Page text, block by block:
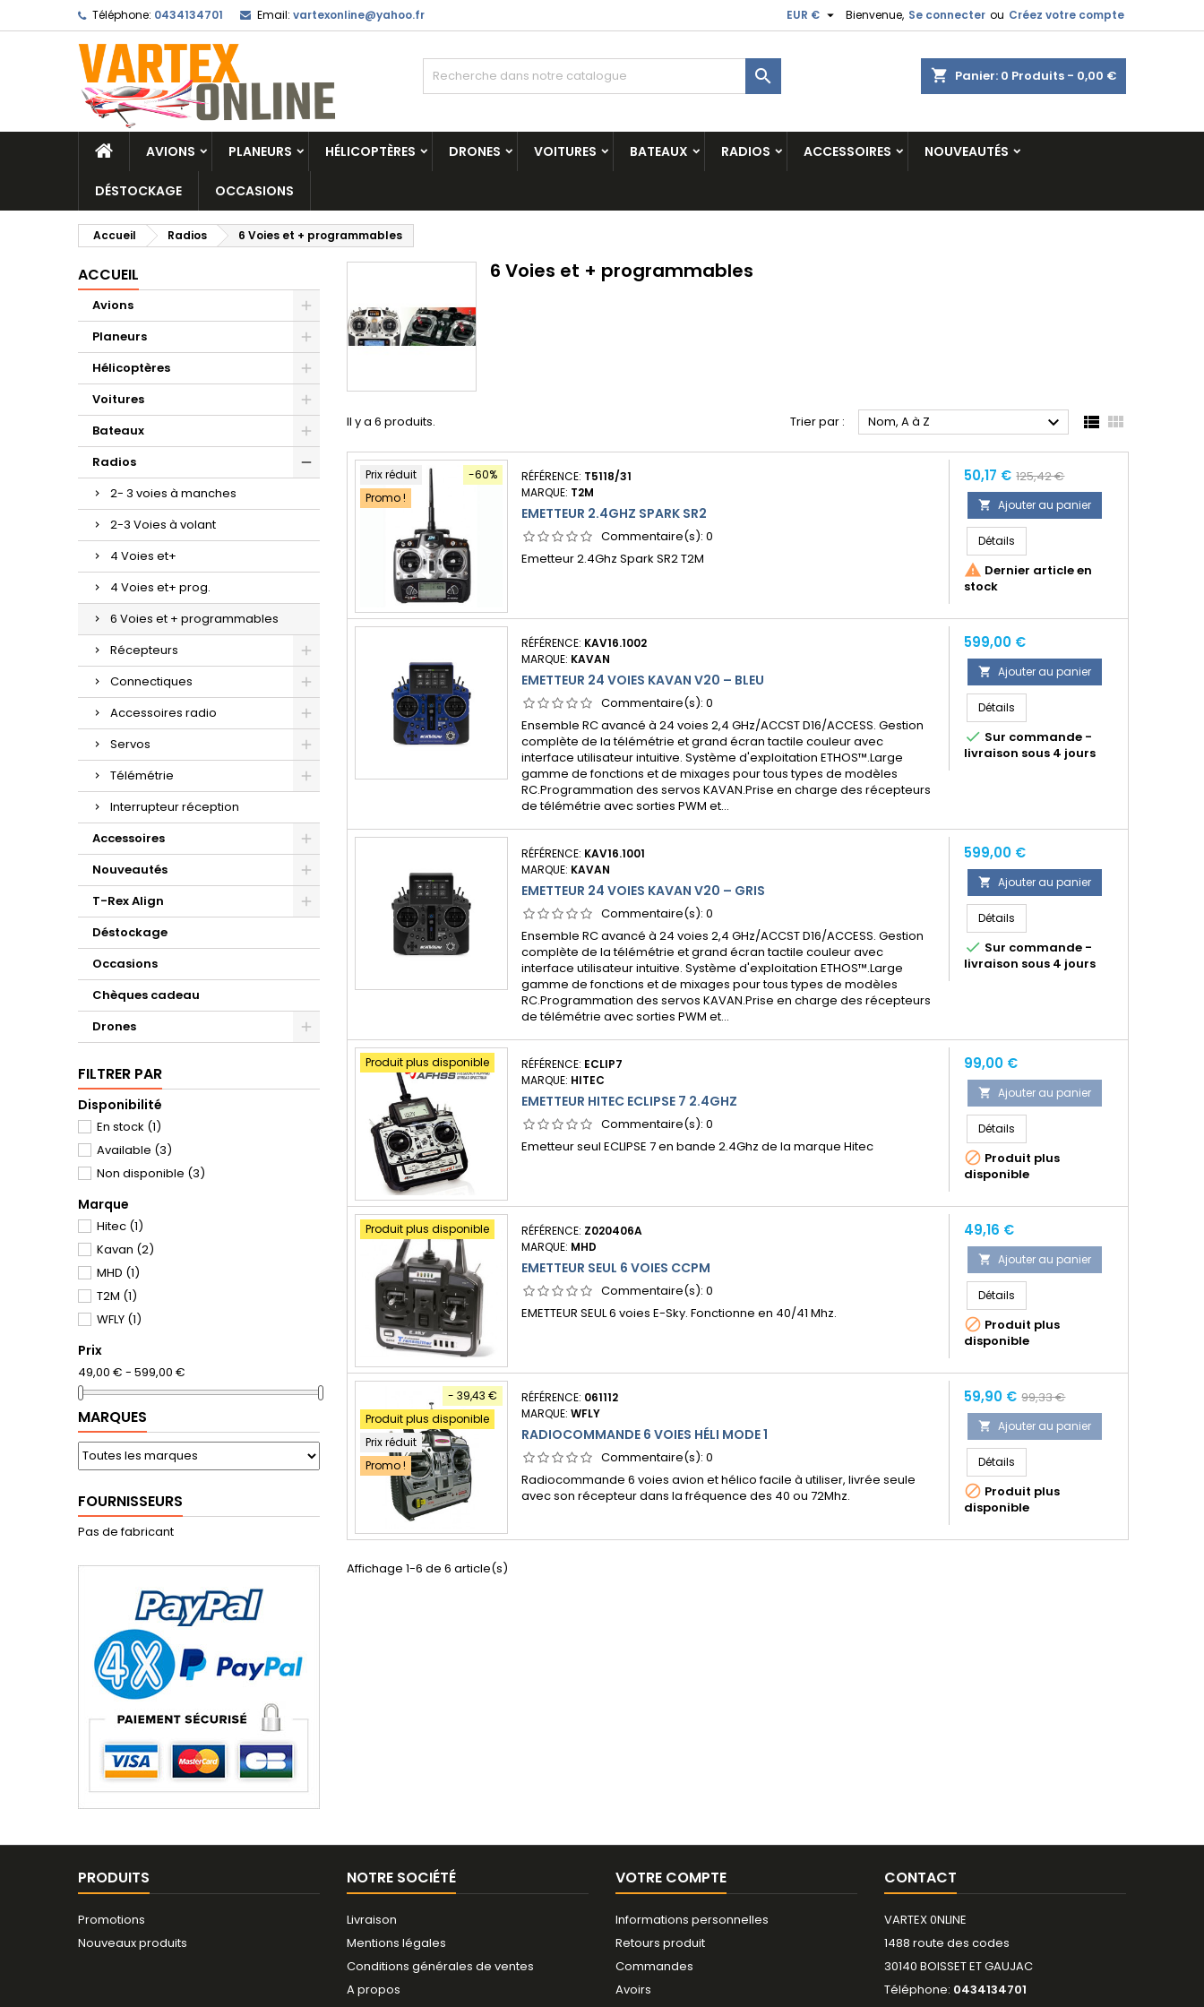
Téléphone: 0434134701 Email: vartexonline@yahoo.fr Bienvenue, Se connecter ou Créez votre compte
EUR € 
shopping_cart Panier: 0 Produits - 0,00 €

AVIONS PLANEURS HÉLICOPTÈRES DRONES VOITURES BATEAUX RADIOS ACCESSOIRES NOUVEAUTÉS
DÉSTOCKAGE OCCASIONS
Accueil Radios 6 Voies et + programmables
ACCUEIL
Avions
Planeurs
Hélicoptères
Voitures
Bateaux
Radios
2- 3 voies à manches
2-3 Voies à volant
4 Voies et+
4 Voies et+ prog.
6 Voies et + programmables
Récepteurs
Connectiques
Accessoires radio
Servos
Télémétrie
Interrupteur réception
Accessoires
Nouveautés
T-Rex Align
Déstockage
Occasions
Chèques cadeau
Drones
FILTRER PAR
Disponibilité
En stock (1)
Available (3)
Non disponible (3)
Marque
Hitec (1)
Kavan (2)
MHD (1)
T2M (1)
WFLY (1)
Prix
49,00 € - 599,00 €
MARQUES
FOURNISSEURS
Pas de fabricant
6 Voies et + programmables
Il y a 6 produits. Trier par : Nom, A à Z   
-60%
Prix réduit
Promo !
RÉFÉRENCE: T5118/31
MARQUE: T2M
EMETTEUR 2.4GHZ SPARK SR2
Commentaire(s): 0
Emetteur 2.4Ghz Spark SR2 T2M
Prix
50,17 € Prix
normal
125,42 €
 Ajouter au panier
Détails
 Dernier article en
stock
RÉFÉRENCE: KAV16.1002
MARQUE: KAVAN
EMETTEUR 24 VOIES KAVAN V20 – BLEU
Commentaire(s): 0
Ensemble RC avancé à 24 voies 2,4 GHz/ACCST D16/ACCESS. Gestion
complète de la télémétrie et grand écran tactile couleur avec
interface utilisateur intuitive. Système d'exploitation ETHOS™.Large
gamme de fonctions et de mixages pour tous types de modèles
RC.Programmation des servos KAVAN.Prise en charge des récepteurs
de télémétrie avec sorties PWM et...
Prix
599,00 €
 Ajouter au panier
Détails
 Sur commande -
livraison sous 4 jours
RÉFÉRENCE: KAV16.1001
MARQUE: KAVAN
EMETTEUR 24 VOIES KAVAN V20 – GRIS
Commentaire(s): 0
Ensemble RC avancé à 24 voies 2,4 GHz/ACCST D16/ACCESS. Gestion
complète de la télémétrie et grand écran tactile couleur avec
interface utilisateur intuitive. Système d'exploitation ETHOS™.Large
gamme de fonctions et de mixages pour tous types de modèles
RC.Programmation des servos KAVAN.Prise en charge des récepteurs
de télémétrie avec sorties PWM et...
Prix
599,00 €
 Ajouter au panier
Détails
 Sur commande -
livraison sous 4 jours
Produit plus disponible RÉFÉRENCE: ECLIP7
MARQUE: HITEC
EMETTEUR HITEC ECLIPSE 7 2.4GHZ
Commentaire(s): 0
Emetteur seul ECLIPSE 7 en bande 2.4Ghz de la marque Hitec
Prix
99,00 €
 Ajouter au panier
Détails
 Produit plus
disponible
Produit plus disponible RÉFÉRENCE: Z020406A
MARQUE: MHD
EMETTEUR SEUL 6 VOIES CCPM
Commentaire(s): 0
EMETTEUR SEUL 6 voies E-Sky. Fonctionne en 40/41 Mhz.
Prix
49,16 €
 Ajouter au panier
Détails
 Produit plus
disponible
- 39,43 €
Produit plus disponible
Prix réduit
Promo !
RÉFÉRENCE: 061112
MARQUE: WFLY
RADIOCOMMANDE 6 VOIES HÉLI MODE 1
Commentaire(s): 0
Radiocommande 6 voies avion et hélico facile à utiliser, livrée seule
avec son récepteur dans la fréquence des 40 ou 72Mhz.
Prix
59,90 € Prix
normal
99,33 €
 Ajouter au panier
Détails
 Produit plus
disponible
Affichage 1-6 de 6 article(s)
PRODUITS
Promotions
Nouveaux produits
NOTRE SOCIÉTÉ
Livraison
Mentions légales
Conditions générales de ventes
A propos
VOTRE COMPTE
Informations personnelles
Retours produit
Commandes
Avoirs
CONTACT
VARTEX 0NLINE
1488 route des codes
30140 BOISSET ET GAUJAC
Téléphone: 0434134701